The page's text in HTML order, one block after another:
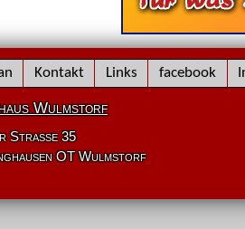
Kontakt Links facebook
Wulmstorf
Straße 35
OT Wulmstorf